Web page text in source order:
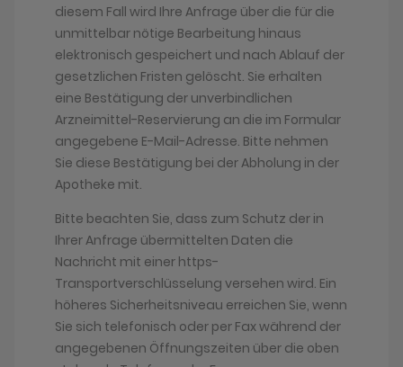
diesem Fall wird Ihre Anfrage über die für die
unmittelbar nötige Bearbeitung hinaus
elektronisch gespeichert und nach Ablauf der
gesetzlichen Fristen gelöscht. Sie erhalten
eine Bestätigung der unverbindlichen
Arzneimittel-Reservierung an die im Formular
angegebene E-Mail-Adresse. Bitte nehmen
Sie diese Bestätigung bei der Abholung in der
Apotheke mit.
Bitte beachten Sie, dass zum Schutz der in
Ihrer Anfrage übermittelten Daten die
Nachricht mit einer https-
Transportverschlüsselung versehen wird. Ein
höheres Sicherheitsniveau erreichen Sie, wenn
Sie sich telefonisch oder per Fax während der
angegebenen Öffnungszeiten über die oben